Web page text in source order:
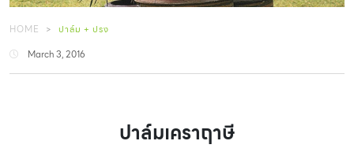
HOME
ปาล์ม + ปรง
March 3, 2016
ปาล์มเคราฤาษี